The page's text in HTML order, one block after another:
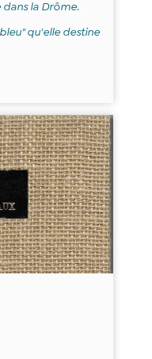
la Drôme.
qu'elle destine